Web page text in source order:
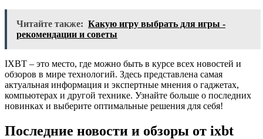
Читайте также: Какую игру выбрать для игры -
рекомендации и советы
IXBT – это место, где можно быть в курсе всех новостей и
обзоров в мире технологий. Здесь представлена самая
актуальная информация и экспертные мнения о гаджетах,
компьютерах и другой технике. Узнайте больше о последних
новинках и выберите оптимальные решения для себя!
Последние новости и обзоры от ixbt